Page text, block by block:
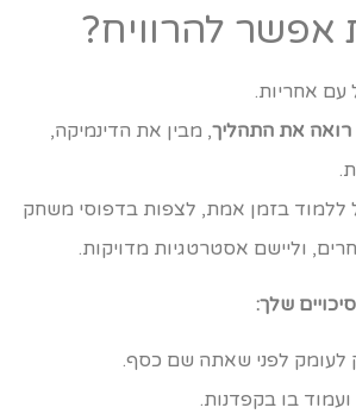
להרוויח?
אחריות.
את התהליך, מבין את הדינמיקה,
ללמוד בזמן אמת, לצפות בדפוסי משחק
וליישם אסטרטגיות מדויקות.
שלך:
לפני שאתה שם כסף.
בו בקפדנות.